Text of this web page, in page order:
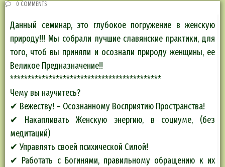
0 COMMENTS
Данный семинар, это глубокое погружение в женскую
природу!!! Мы собрали лучшие славянские практики, для
того, чтоб вы приняли и осознали природу женщины, ее
Великое Предназначение!!
*******************************************
Чему вы научитесь?
✔ Вежеству! – Осознанному Восприятию Пространства!
✔ Накапливать Женскую энергию, в социуме, (без
медитаций)
✔ Управлять своей психической Силой!
✔ Работать с Богинями, правильному обращению к их